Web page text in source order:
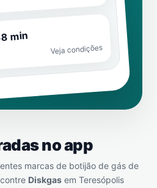
min
Veja condições
no app
marcas de botijão de gás de
Diskgas em Teresópolis